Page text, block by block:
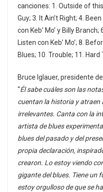
canciones: 1. Outside of
Guy; 3. It Ain’t Right; 4.
con Keb’ Mo’ y Billy
Listen con Keb’ Mo’; 8.
Blues; 10. Trouble; 11. Hard
Bruce Iglauer, presidente
“Él sabe cuáles son las
cuentan la historia y atraen
irrelevantes. Canta con la
artista de blues
blues del pasado y del
propia declaración,
crearon. Lo estoy viendo
gigante del blues. Tiene un
estoy orgulloso de que se